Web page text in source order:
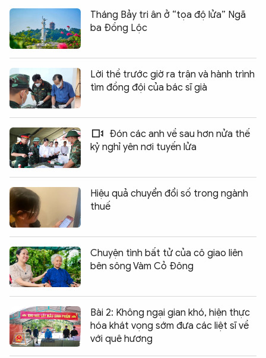
Tháng Bảy tri ân ở “tọa độ lửa” Ngã
ba Đồng Lộc
Lời thề trước giờ ra trận và hành trình
tìm đồng đội của bác sĩ già
Đón các anh về sau hơn nửa thế
kỷ nghỉ yên nơi tuyến lửa
Hiệu quả chuyển đổi số trong ngành
thuế
Chuyện tình bất tử của cô giao liên
bên sông Vàm Cỏ Đông
Bài 2: Không ngại gian khó, hiện thực
hóa khát vọng sớm đưa các liệt sĩ về
với quê hương